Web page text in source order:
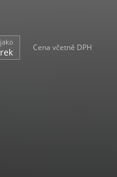
Cena včetně DPH